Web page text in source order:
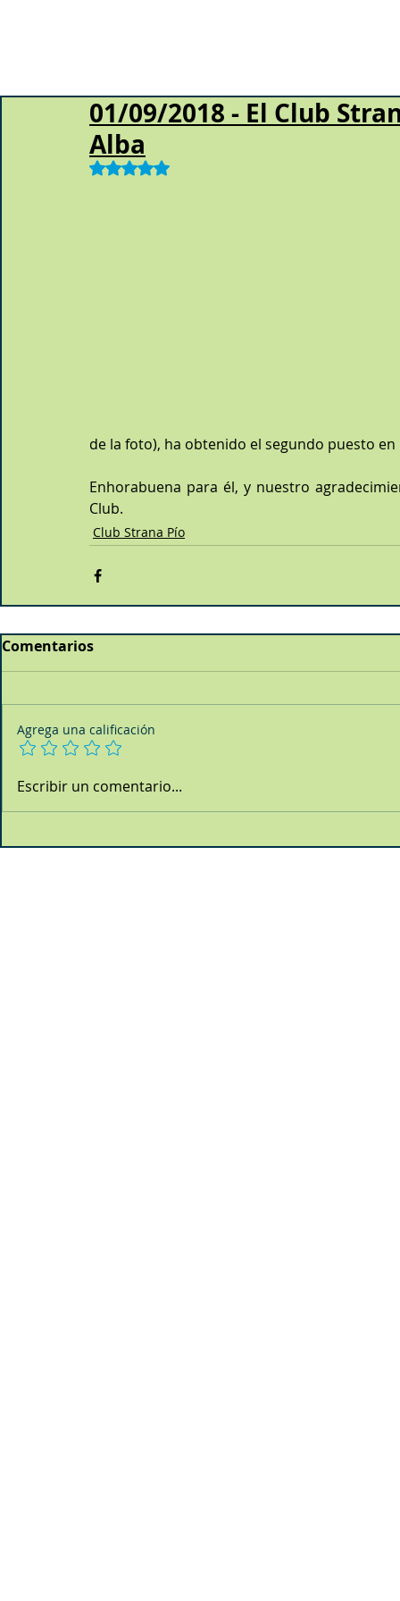
01/09/2018 - El Club
Alba
Obtuvo NaN de 5 estrellas.
de la foto), ha obtenido el segundo puesto
Enhorabuena para él, y nuestro
Club.
Club Strana Pío
Comentarios
Agrega una calificación
Escribir un comentario...